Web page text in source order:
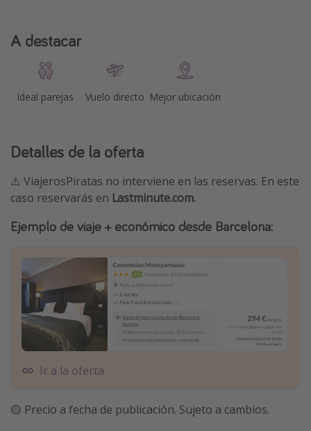
A destacar
Ideal parejas Vuelo directo Mejor ubicación
Detalles de la oferta
⚠️ ViajerosPiratas no interviene en las reservas. En este
caso reservarás en Lastminute.com.
Ejemplo de viaje + económico desde Barcelona:
Ir a la oferta
🟡 Precio a fecha de publicación. Sujeto a cambios.